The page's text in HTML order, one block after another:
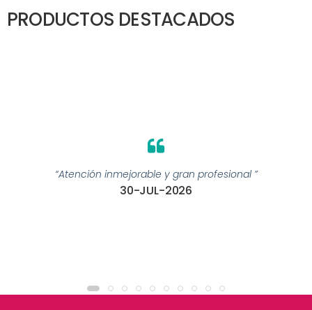
PRODUCTOS DESTACADOS
“Atención inmejorable y gran profesional ”
30-JUL-2026